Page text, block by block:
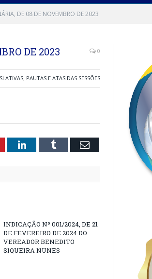
DE 08 DE NOVEMBRO DE 2023
DE 2023 0
, PAUTAS E ATAS DAS SESSÕES
LinkedInTumblr Email
INDICAÇÃO Nº 001/2024, DE 21
DE FEVEREIRO DE 2024 DO
VEREADOR BENEDITO
SIQUEIRA NUNES